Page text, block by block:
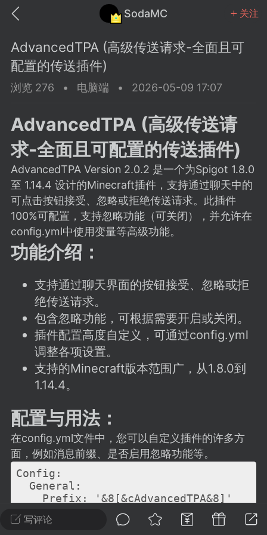
SodaMC 关注
中文社区 SodaMC
教程 材质 社区
潮涌核心
永久赞助者
11-27 02:06
电脑端
社区的建议&反馈板块，欢迎每
在这里畅所欲言，提出你对 社区功能、
、管理方式等方面 的任何想法！...
11 5.9k
潮涌核心
永久赞助者
24 23:37
整合包分享
主页反馈贴
反馈你遇到的问题 以及 你期望的功能等
不方便可尝试通过邮箱与作者进行反馈
写评论
AdvancedTPA (高级传送请求-全面且可
配置的传送插件)
浏览 276 • 电脑端 • 2026-05-09 17:07
AdvancedTPA (高级传送请
求-全面且可配置的传送插件)
AdvancedTPA Version 2.0.2 是一个为Spigot 1.8.0
至 1.14.4 设计的Minecraft插件，支持通过聊天中的
可点击按钮接受、忽略或拒绝传送请求。此插件
100%可配置，支持忽略功能（可关闭），并允许在
config.yml中使用变量等高级功能。
功能介绍：
支持通过聊天界面的按钮接受、忽略或拒
绝传送请求。
包含忽略功能，可根据需要开启或关闭。
插件配置高度自定义，可通过config.yml
调整各项设置。
支持的Minecraft版本范围广，从1.8.0到
1.14.4。
配置与用法：
在config.yml文件中，您可以自定义插件的许多方
面，例如消息前缀、是否启用忽略功能等。
Config:
  General:
    Prefix: '&8[&cAdvancedTPA&8]'
    UseIgnoreFeature: true
IgnoreDisabled: '&cThis feature